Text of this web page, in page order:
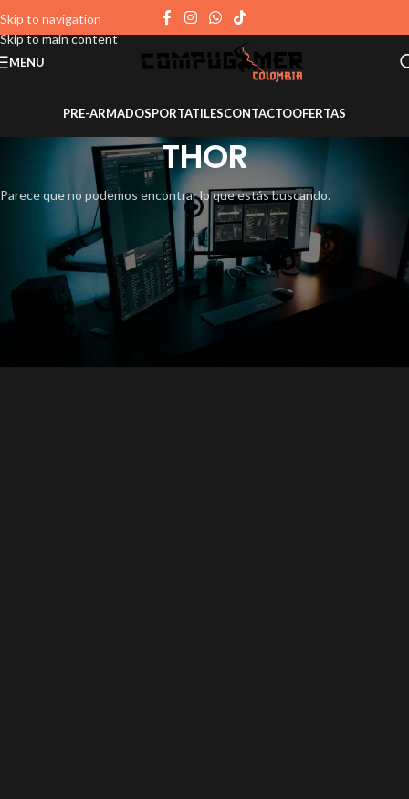
Skip to navigation
Skip to main content
MENU
PRE-ARMADOSPORTATILESCONTACTOOFERTAS
THOR
Parece que no podemos encontrar lo que estás buscando.